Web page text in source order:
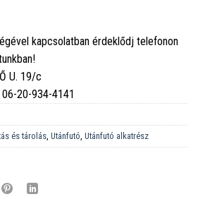
kapcsolatban érdeklődj telefonon
U. 19/c
20-934-4141
és tárolás, Utánfutó, Utánfutó alkatrész